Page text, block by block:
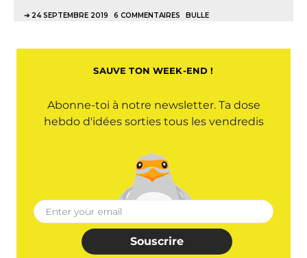
24 SEPTEMBRE 2019 6 COMMENTAIRES BULLE
SAUVE TON WEEK-END !
Abonne-toi à notre newsletter. Ta dose
hebdo d'idées sorties tous les vendredis
Souscrire